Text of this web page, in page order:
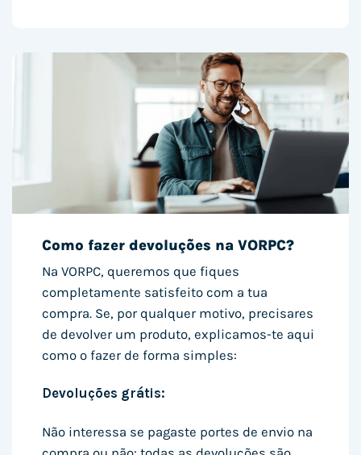
Como fazer devoluções na VORPC?
Na VORPC, queremos que fiques
completamente satisfeito com a tua
compra. Se, por qualquer motivo, precisares
de devolver um produto, explicamos-te aqui
como o fazer de forma simples:
Devoluções grátis:
Não interessa se pagaste portes de envio na